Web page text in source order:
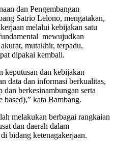
dan Pengembangan
Satrio Lelono, mengatakan,
melalui kebijakan satu
mewujudkan
mutakhir, terpadu,
dipakai kembali.
keputusan dan kebijakan
data dan informasi berkualitas,
berkesinambungan serta
based),” kata Bambang.
melakukan berbagai rangkaian
dan daerah dalam
bidang ketenagakerjaan.